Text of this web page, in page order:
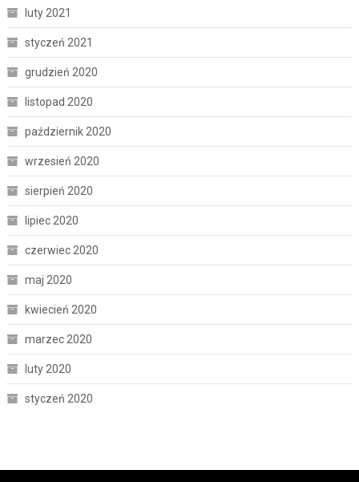
luty 2021
styczeń 2021
grudzień 2020
listopad 2020
październik 2020
wrzesień 2020
sierpień 2020
lipiec 2020
czerwiec 2020
maj 2020
kwiecień 2020
marzec 2020
luty 2020
styczeń 2020